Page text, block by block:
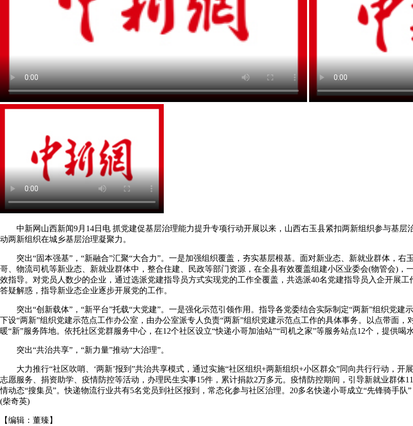
中新网山西新闻9月14日电 抓党建促基层治理能力提升专项行动开展以来，山西右玉县紧扣两新组织参与基层
动两新组织在城乡基层治理凝聚力。
突出“固本强基”，“新融合”汇聚“大合力”。一是加强组织覆盖，夯实基层根基。面对新业态、新就业群体，右
哥、物流司机等新业态、新就业群体中，整合住建、民政等部门资源，在全县有效覆盖组建小区业委会(物管会)
效指导。对党员人数少的企业，通过选派党建指导员方式实现党的工作全覆盖，共选派40名党建指导员入企开展
答疑解惑，指导新业态企业逐步开展党的工作。
突出“创新载体”，“新平台”托载“大党建”。一是强化示范引领作用。指导各党委结合实际制定“两新”组织党建
下设“两新”组织党建示范点工作办公室，由办公室派专人负责“两新”组织党建示范点工作的具体事务。以点带面
暖“新”服务阵地。依托社区党群服务中心，在12个社区设立“快递小哥加油站”“司机之家”等服务站点12个，提供
突出“共治共享”，“新力量”推动“大治理”。
大力推行“社区吹哨、‘两新’报到”共治共享模式，通过实施“社区组织+两新组织+小区群众”同向共行行动，开
志愿服务、捐资助学、疫情防控等活动，办理民生实事15件，累计捐款2万多元。疫情防控期间，引导新就业群体
情动态“搜集员”。快递物流行业共有5名党员到社区报到，常态化参与社区治理。20多名快递小哥成立“先锋骑手
(柴奇英)
【编辑： 董臻 】